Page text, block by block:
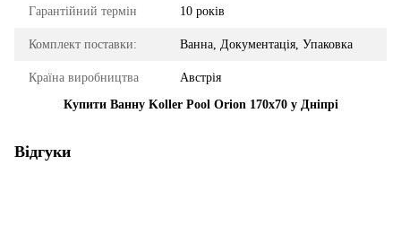
Гарантійний термін 10 років
Комплект поставки: Ванна, Документація, Упаковка
Країна виробництва
Австрія
Купити Ванну Koller Pool Orion 170x70 у Дніпрі
Відгуки